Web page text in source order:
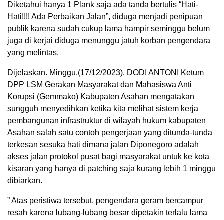
Diketahui hanya 1 Plank saja ada tanda bertulis “Hati-
Hati!!!! Ada Perbaikan Jalan”, diduga menjadi penipuan
publik karena sudah cukup lama hampir seminggu belum
juga di kerjai diduga menunggu jatuh korban pengendara
yang melintas.
Dijelaskan. Minggu,(17/12/2023), DODI ANTONI Ketum
DPP LSM Gerakan Masyarakat dan Mahasiswa Anti
Korupsi (Gemmako) Kabupaten Asahan mengatakan
sungguh menyedihkan ketika kita melihat sistem kerja
pembangunan infrastruktur di wilayah hukum kabupaten
Asahan salah satu contoh pengerjaan yang ditunda-tunda
terkesan sesuka hati dimana jalan Diponegoro adalah
akses jalan protokol pusat bagi masyarakat untuk ke kota
kisaran yang hanya di patching saja kurang lebih 1 minggu
dibiarkan.
” Atas peristiwa tersebut, pengendara geram bercampur
resah karena lubang-lubang besar dipetakin terlalu lama